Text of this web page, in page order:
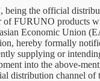
the official
of FURUNO products
Economic Union
hereby formally
supplying or
into the above-
distribution channel of